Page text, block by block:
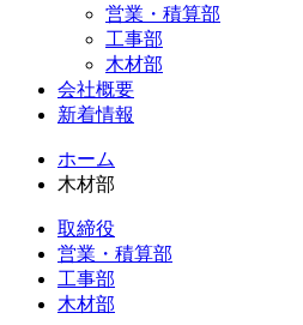
営業・積算部
工事部
木材部
会社概要
新着情報
ホーム
木材部
取締役
営業・積算部
工事部
木材部